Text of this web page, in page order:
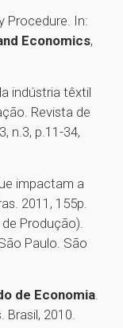
Procedure. In:
Economics,
indústria têxtil
Revista de
n.3, p.11-34,
impactam a
2011, 155p.
Produção).
Paulo. São
de Economia.
2010.